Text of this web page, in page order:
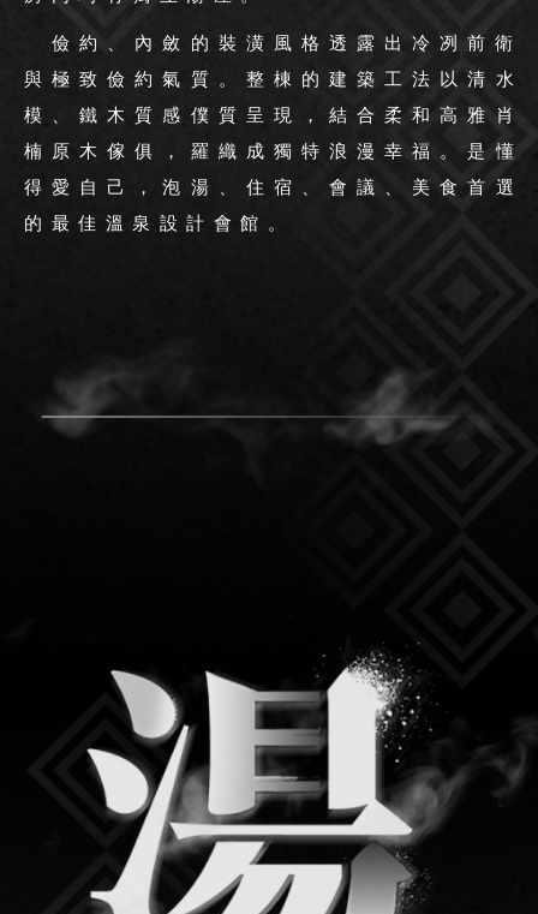
儉約、內斂的裝潢風格透露出冷冽前衛
與極致儉約氣質。整棟的建築工法以清水
模、鐵木質感僕質呈現，結合柔和高雅肖
楠原木傢俱，羅織成獨特浪漫幸福。是懂
得愛自己，泡湯、住宿、會議、美食首選
的最佳溫泉設計會館。